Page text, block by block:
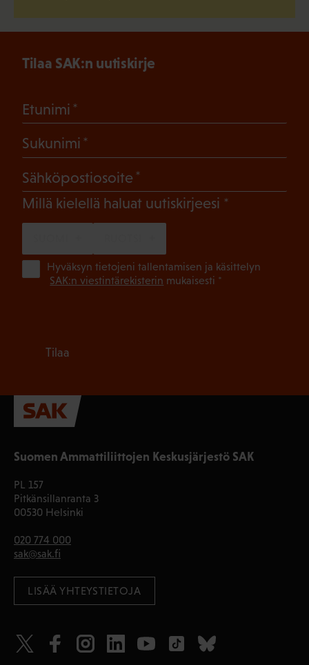
Suomen Ammattiliittojen Keskusjärjestö SAK
PL 157
Pitkänsillanranta 3
00530 Helsinki
020 774 000
sak@sak.fi
LISÄÄ YHTEYSTIETOJA
Tilaa SAK:n uutiskirje
Etunimi
Sukunimi
Sähköpostiosoite
Millä kielellä haluat uutiskirjeesi (Pakollinen)
Hyväksyn tietojeni tallentamisen ja käsittelyn
SAK:n viestintärekisterin mukaisesti *
Tilaa